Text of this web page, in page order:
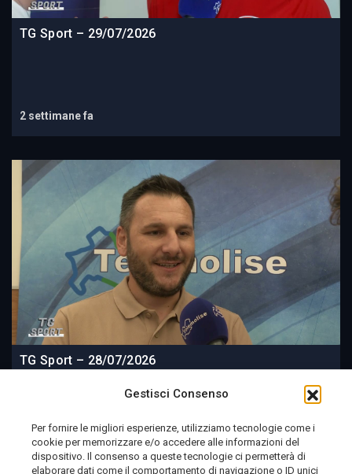
Gestisci Consenso
Per fornire le migliori esperienze, utilizziamo tecnologie come i
cookie per memorizzare e/o accedere alle informazioni del
dispositivo. Il consenso a queste tecnologie ci permetterà di
elaborare dati come il comportamento di navigazione o ID unici
TG Sport – 29/07/2026
2 settimane fa
TG Sport – 28/07/2026
2 settimane fa